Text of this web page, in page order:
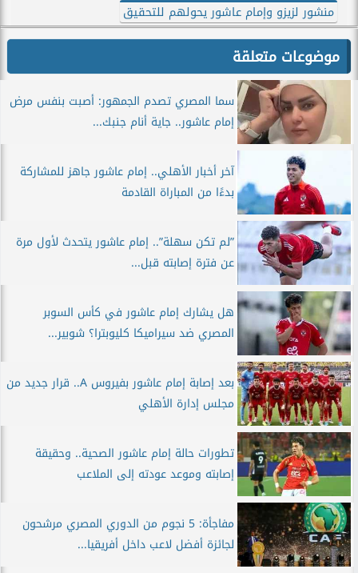
منشور لزيزو وإمام عاشور يحولهم للتحقيق
موضوعات متعلقة
سما المصري تصدم الجمهور: أصبت بنفس مرض
إمام عاشور.. جاية أنام جنبك...
آخر أخبار الأهلي.. إمام عاشور جاهز للمشاركة
بدءًا من المباراة القادمة
”لم تكن سهلة”.. إمام عاشور يتحدث لأول مرة
عن فترة إصابته قبل...
هل يشارك إمام عاشور في كأس السوبر
المصري ضد سيراميكا كليوبترا؟ شوبير...
بعد إصابة إمام عاشور بفيروس A.. قرار جديد من
مجلس إدارة الأهلي
تطورات حالة إمام عاشور الصحية.. وحقيقة
إصابته وموعد عودته إلى الملاعب
مفاجأة: 5 نجوم من الدوري المصري مرشحون
لجائزة أفضل لاعب داخل أفريقيا...